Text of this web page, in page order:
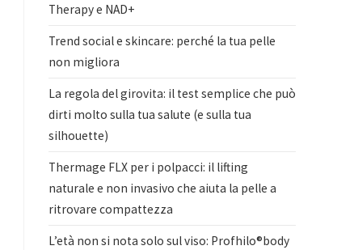
Therapy e NAD+
Trend social e skincare: perché la tua pelle
non migliora
La regola del girovita: il test semplice che può
dirti molto sulla tua salute (e sulla tua
silhouette)
Thermage FLX per i polpacci: il lifting
naturale e non invasivo che aiuta la pelle a
ritrovare compattezza
L’età non si nota solo sul viso: Profhilo®body